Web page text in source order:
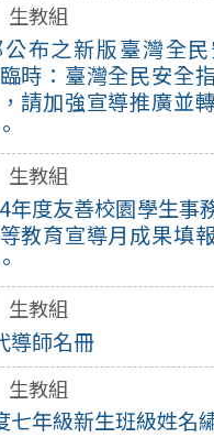
生教組
布之新版臺灣全
時：臺灣全民安全
請加強宣導推廣並
生教組
年度友善校園學生事
教育宣導月成果填
生教組
導師名冊
生教組
七年級新生班級姓名